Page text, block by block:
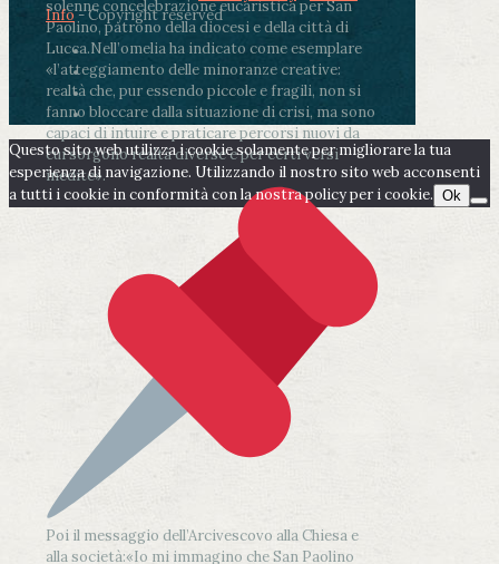
solenne concelebrazione eucaristica per San
Paolino, patrono della diocesi e della città di
Lucca.Nell’omelia ha indicato come esemplare
«l’atteggiamento delle minoranze creative:
realtà che, pur essendo piccole e fragili, non si
fanno bloccare dalla situazione di crisi, ma sono
capaci di intuire e praticare percorsi nuovi da
cui sorgono realtà diverse e per certi versi
inedite».
Poi il messaggio dell’Arcivescovo alla Chiesa e
alla società:«Io mi immagino che San Paolino
Info- Copyright reserved
Questo sito web utilizza i cookie solamente per migliorare la tua
esperienza di navigazione. Utilizzando il nostro sito web acconsenti
a tutti i cookie in conformità con la nostra policy per i cookie. Ok